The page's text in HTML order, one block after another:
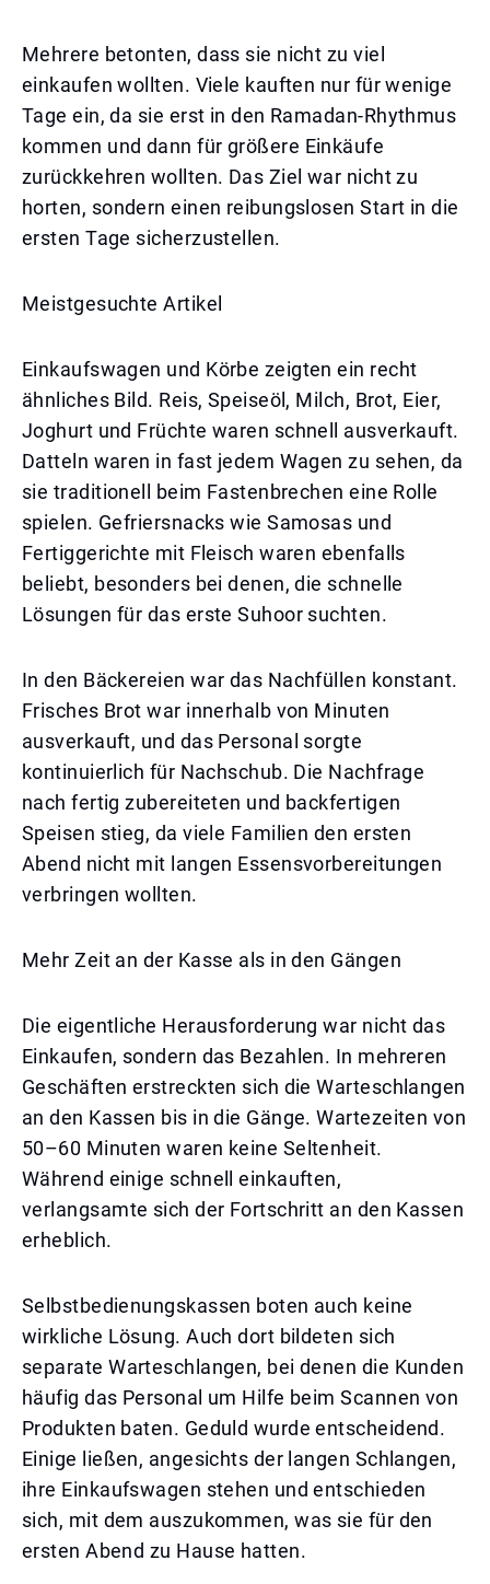
Mehrere betonten, dass sie nicht zu viel
einkaufen wollten. Viele kauften nur für wenige
Tage ein, da sie erst in den Ramadan-Rhythmus
kommen und dann für größere Einkäufe
zurückkehren wollten. Das Ziel war nicht zu
horten, sondern einen reibungslosen Start in die
ersten Tage sicherzustellen.
Meistgesuchte Artikel
Einkaufswagen und Körbe zeigten ein recht
ähnliches Bild. Reis, Speiseöl, Milch, Brot, Eier,
Joghurt und Früchte waren schnell ausverkauft.
Datteln waren in fast jedem Wagen zu sehen, da
sie traditionell beim Fastenbrechen eine Rolle
spielen. Gefriersnacks wie Samosas und
Fertiggerichte mit Fleisch waren ebenfalls
beliebt, besonders bei denen, die schnelle
Lösungen für das erste Suhoor suchten.
In den Bäckereien war das Nachfüllen konstant.
Frisches Brot war innerhalb von Minuten
ausverkauft, und das Personal sorgte
kontinuierlich für Nachschub. Die Nachfrage
nach fertig zubereiteten und backfertigen
Speisen stieg, da viele Familien den ersten
Abend nicht mit langen Essensvorbereitungen
verbringen wollten.
Mehr Zeit an der Kasse als in den Gängen
Die eigentliche Herausforderung war nicht das
Einkaufen, sondern das Bezahlen. In mehreren
Geschäften erstreckten sich die Warteschlangen
an den Kassen bis in die Gänge. Wartezeiten von
50–60 Minuten waren keine Seltenheit.
Während einige schnell einkauften,
verlangsamte sich der Fortschritt an den Kassen
erheblich.
Selbstbedienungskassen boten auch keine
wirkliche Lösung. Auch dort bildeten sich
separate Warteschlangen, bei denen die Kunden
häufig das Personal um Hilfe beim Scannen von
Produkten baten. Geduld wurde entscheidend.
Einige ließen, angesichts der langen Schlangen,
ihre Einkaufswagen stehen und entschieden
sich, mit dem auszukommen, was sie für den
ersten Abend zu Hause hatten.